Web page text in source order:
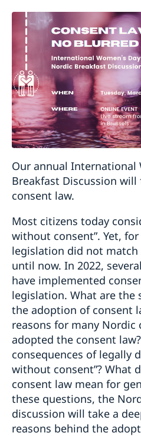
Our annual International
Breakfast Discussion
consent law.
Most citizens today
without consent”. Yet,
legislation did not
until now. In 2022,
have implemented
legislation. What are the
the adoption of consent
reasons for many Nordic
adopted the consent
consequences of legally
without consent”? What
consent law mean for
these questions, the
discussion will take a
reasons behind the